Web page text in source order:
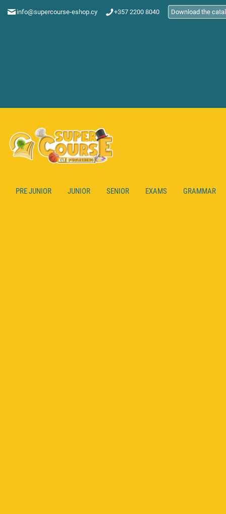
info@supercourse-eshop.cy +357 2200 8040 Download the
PRE JUNIOR JUNIOR SENIOR EXAMS GRAMMAR